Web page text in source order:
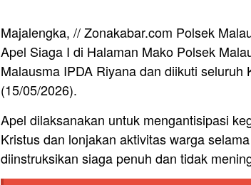
Majalengka, // Zonakabar.com Polsek
Apel Siaga I di Halaman Mako Polsek
Malausma IPDA Riyana dan diikuti
(15/05/2026).
Apel dilaksanakan untuk mengantisipasi
Kristus dan lonjakan aktivitas warga
diinstruksikan siaga penuh dan tidak